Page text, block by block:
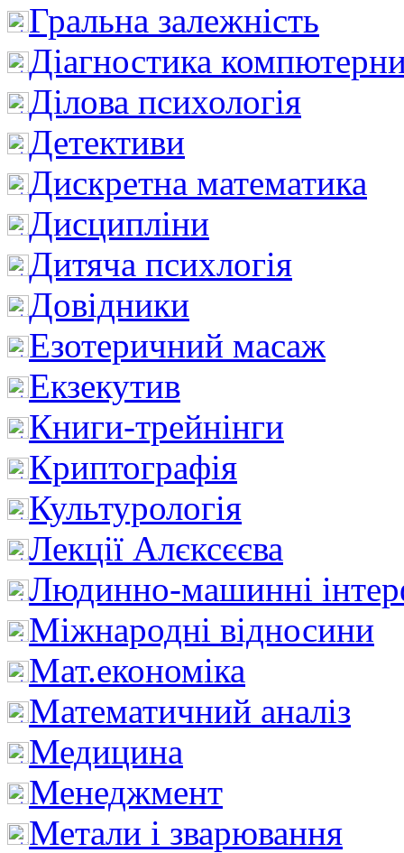
Гральна залежність
Діагностика
Ділова психологія
Детективи
Дискретна математика
Дисципліни
Дитяча психлогія
Довідники
Езотеричний масаж
Екзекутив
Книги-трейнінги
Криптографія
Культурологія
Лекції Алєксєєва
Людинно-машинні
Міжнародні відносини
Мат.економіка
Математичний аналіз
Медицина
Менеджмент
Метали і зварювання